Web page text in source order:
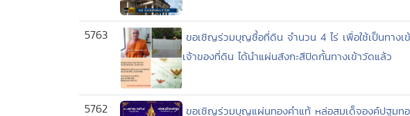
5763
ขอเชิญร่วมบุญซื้อที่ดิน จำนวน 4 ไร่ เพื่อใช้เป็นทาง
เจ้าของที่ดิน ได้นำแผ่นสังกะสีปิดกั้นทางเข้าวัดแล้ว
5762 ขอเชิญร่วมบุญแผ่นทองคำแท้ หล่อสมเด็จองค์ปฐมท